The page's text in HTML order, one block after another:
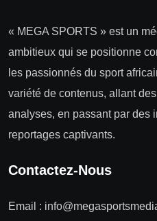
« MEGA SPORTS » est un
ambitieux qui se positionne
les passionnés du sport
variété de contenus, allant
analyses, en passant par des
reportages captivants.
Contactez-Nous
Email :